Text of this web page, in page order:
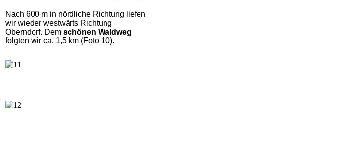
Nach 600 m in nördliche Richtung liefen
wir wieder westwärts Richtung
Oberndorf. Demschönen Waldweg
folgten wir ca. 1,5 km (Foto 10).